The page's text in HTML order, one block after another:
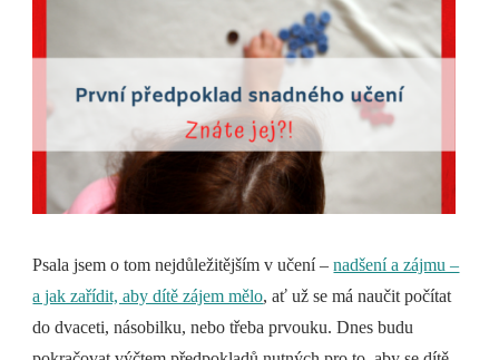
Psala jsem o tom nejdůležitějším v učení –nadšení a zájmu –
a jak zařídit, aby dítě zájem mělo, ať už se má naučit počítat
do dvaceti, násobilku, nebo třeba prvouku. Dnes budu